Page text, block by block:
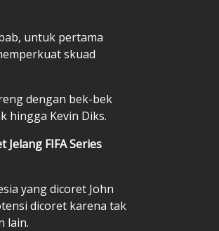
untuk pertama
skuad
dengan bek-bek
hingga Kevin Diks.
FIFA Series
yang dicoret John
dicoret karena tak
lain.